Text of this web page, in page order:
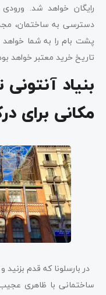
دسترسی به ساختمان،
پشت بام را به شما
تاریخ خرید معتبر خواهد
بنیاد آنتونی
مکانی برای
در بارسلونا که قدم
ساختمانی با ظاهری